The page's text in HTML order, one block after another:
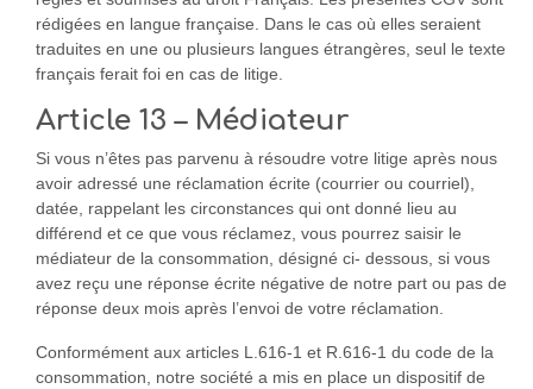
rédigées en langue française. Dans le cas où elles seraient
traduites en une ou plusieurs langues étrangères, seul le texte
français ferait foi en cas de litige.
Article 13 – Médiateur
Si vous n’êtes pas parvenu à résoudre votre litige après nous
avoir adressé une réclamation écrite (courrier ou courriel),
datée, rappelant les circonstances qui ont donné lieu au
différend et ce que vous réclamez, vous pourrez saisir le
médiateur de la consommation, désigné ci- dessous, si vous
avez reçu une réponse écrite négative de notre part ou pas de
réponse deux mois après l’envoi de votre réclamation.
Conformément aux articles L.616-1 et R.616-1 du code de la
consommation, notre société a mis en place un dispositif de